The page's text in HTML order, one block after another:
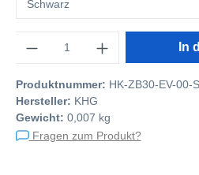
In
Produktnummer: HK-ZB30-EV-00-S
Hersteller: KHG
Gewicht: 0,007 kg
Fragen zum Produkt?